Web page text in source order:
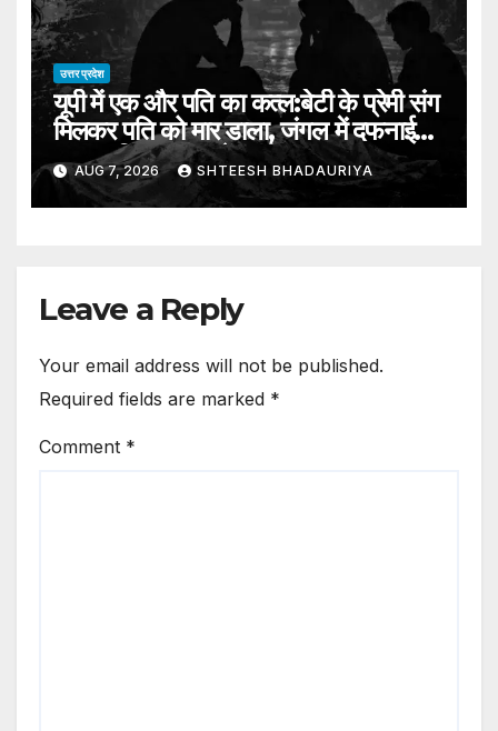
Identification
उत्तर प्रदेश
यूपी में एक और पति का कत्ल:बेटी के प्रेमी संग
मिलकर पति को मार डाला, जंगल में दफनाई
लाश; पुलिस तलाश में जुटी – Mother-
daughter Duo Allegedly Kill
Husband With Daughter’s
AUG 7, 2026 SHTEESH BHADAURIYA
Leave a Reply
Your email address will not be published.
Required fields are marked *
Comment *